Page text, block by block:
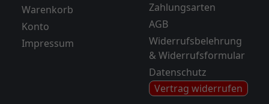
Warenkorb
Konto
Impressum
Zahlungsarten
AGB
Widerrufsbelehrung
& Widerrufsformular
Datenschutz
Vertrag widerrufen